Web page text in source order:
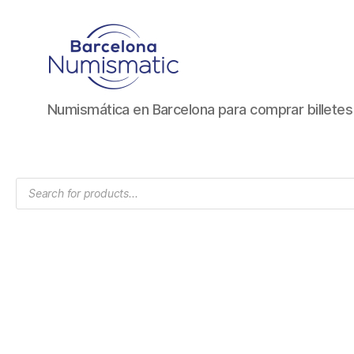
Numismática
en
y
vender
Numismática en Barcelona para comprar
Products
search